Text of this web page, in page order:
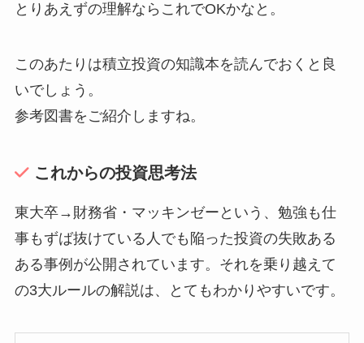
とりあえずの理解ならこれでOKかなと。
このあたりは積立投資の知識本を読んでおくと良
いでしょう。
参考図書をご紹介しますね。
これからの投資思考法
東大卒→財務省・マッキンゼーという、勉強も仕
事もずば抜けている人でも陥った投資の失敗ある
ある事例が公開されています。それを乗り越えて
の3大ルールの解説は、とてもわかりやすいです。